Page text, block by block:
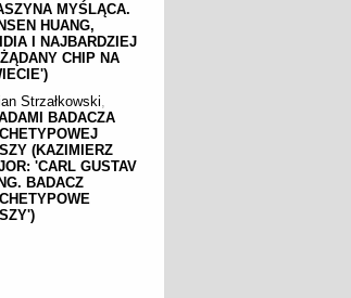
MYŚLĄCA.
HUANG,
I NAJBARDZIEJ
CHIP NA
Strzałkowski
BADACZA
(KAZIMIERZ
'CARL GUSTAV
BADACZ